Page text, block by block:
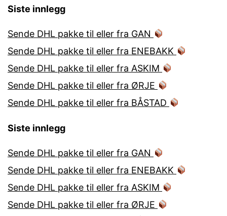
Siste innlegg
Sende DHL pakke til eller fra GAN
Sende DHL pakke til eller fra ENEBAKK
Sende DHL pakke til eller fra ASKIM
Sende DHL pakke til eller fra ØRJE
Sende DHL pakke til eller fra BÅSTAD
Siste innlegg
Sende DHL pakke til eller fra GAN
Sende DHL pakke til eller fra ENEBAKK
Sende DHL pakke til eller fra ASKIM
Sende DHL pakke til eller fra ØRJE